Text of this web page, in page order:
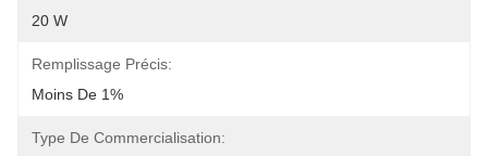
20 W
Remplissage Précis:
Moins De 1%
Type De Commercialisation: